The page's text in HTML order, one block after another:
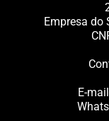
Empresa do
E-